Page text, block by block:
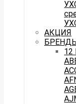
АКЦИЯ
12